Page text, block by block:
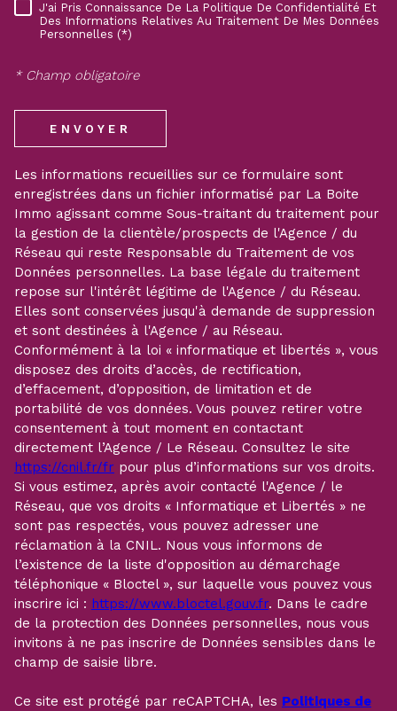
RÈGLEMENTATION
J'ai Pris Connaissance De La Politique De Confidentialité Et
Des Informations Relatives Au Traitement De Mes Données
Personnelles (*)
* Champ obligatoire
ENVOYER
Les informations recueillies sur ce formulaire sont
enregistrées dans un fichier informatisé par La Boite
Immo agissant comme Sous-traitant du traitement pour
la gestion de la clientèle/prospects de l'Agence / du
Réseau qui reste Responsable du Traitement de vos
Données personnelles. La base légale du traitement
repose sur l'intérêt légitime de l'Agence / du Réseau.
Elles sont conservées jusqu'à demande de suppression
et sont destinées à l'Agence / au Réseau.
Conformément à la loi « informatique et libertés », vous
disposez des droits d’accès, de rectification,
d’effacement, d’opposition, de limitation et de
portabilité de vos données. Vous pouvez retirer votre
consentement à tout moment en contactant
directement l’Agence / Le Réseau. Consultez le site
https://cnil.fr/fr pour plus d’informations sur vos droits.
Si vous estimez, après avoir contacté l'Agence / le
Réseau, que vos droits « Informatique et Libertés » ne
sont pas respectés, vous pouvez adresser une
réclamation à la CNIL. Nous vous informons de
l’existence de la liste d'opposition au démarchage
téléphonique « Bloctel », sur laquelle vous pouvez vous
inscrire ici : https://www.bloctel.gouv.fr. Dans le cadre
de la protection des Données personnelles, nous vous
invitons à ne pas inscrire de Données sensibles dans le
champ de saisie libre.
Ce site est protégé par reCAPTCHA, les Politiques de